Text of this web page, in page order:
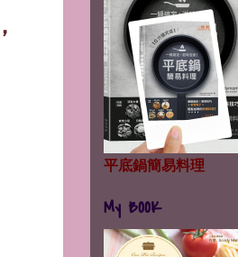
平底鍋簡易料理
My BOOK